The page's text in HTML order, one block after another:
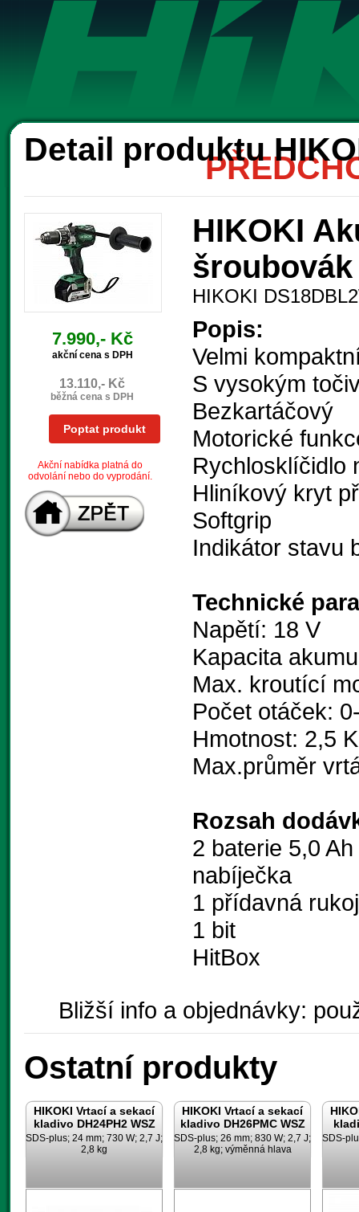
Detail produktu
7.990,- Kč
akční cena s DPH
13.110,- Kč
běžná cena s DPH
Poptat produkt
Akční nabídka platná do
odvolání nebo do vyprodání.
HIKOKI
šroubovák
HIKOKI
Popis:
Velmi
S vysokým
Bezkartáčový
Motorické
Rychlosklíčidlo
Hliníkový kryt
Softgrip
Indikátor stavu
Technické
Napětí: 18 V
Kapacita
Max. kroutící
Počet otáček:
Hmotnost: 2,5
Max.průměr
Rozsah
2 baterie 5,0
nabíječka
1 přídavná
1 bit
HitBox
Bližší info a objednávky:
Ostatní produkty
HIKOKI Vrtací a sekací
kladivo DH24PH2 WSZ
SDS-plus; 24 mm; 730 W; 2,7 J;
2,8 kg
HIKOKI Vrtací a sekací
kladivo DH26PMC WSZ
SDS-plus; 26 mm; 830 W; 2,7 J;
2,8 kg; výměnná hlava
SDS-